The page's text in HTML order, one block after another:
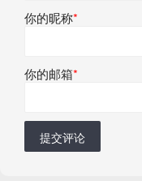
你的昵称*
你的邮箱*
提交评论